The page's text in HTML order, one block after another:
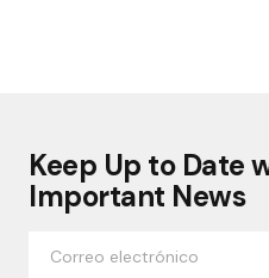
Keep Up to Date
Important News